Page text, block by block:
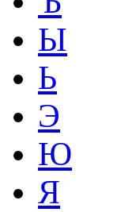
Ы
Ь
Э
Ю
Я